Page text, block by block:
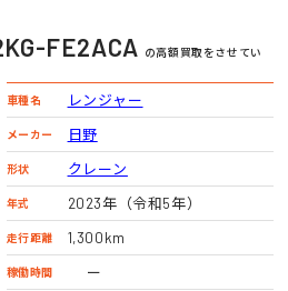
FE2ACA の高額買取をさせてい
車種名 レンジャー
メーカー 日野
形状 クレーン
年式 2023年（令和5年）
走行距離 1,300km
稼働時間 ー